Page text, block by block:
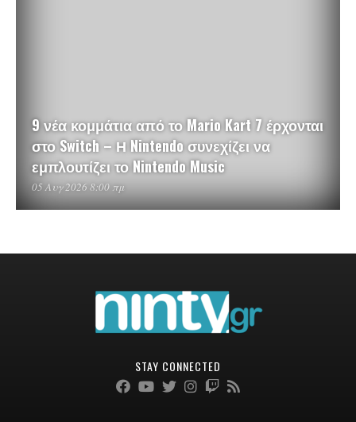
9 νέα κομμάτια από το Mario Kart 7 έρχονται
στο Switch – Η Nintendo συνεχίζει να
εμπλουτίζει το Nintendo Music
05 Αυγ 2026 8:00 πμ
STAY CONNECTED